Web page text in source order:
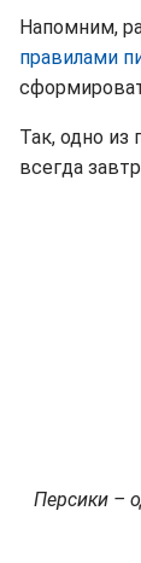
Напомним,
правилами
Так, одно из
всегда
Персики –